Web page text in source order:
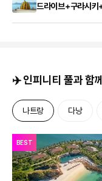
드라이브+구라시키
✈️ 인피니티 풀과 함
나트랑 다낭
BEST